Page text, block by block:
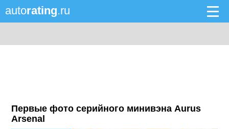
autorating.ru
Первые фото серийного минивэна Aurus
Arsenal